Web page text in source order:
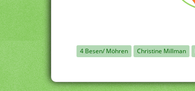
4 Besen/ Möhren Christine Millman